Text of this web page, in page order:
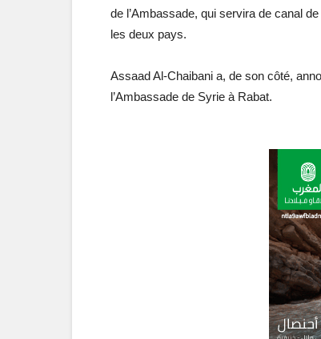
de l’Ambassade, qui servira de canal
les deux pays.
Assaad Al-Chaibani a, de son côté,
l’Ambassade de Syrie à Rabat.